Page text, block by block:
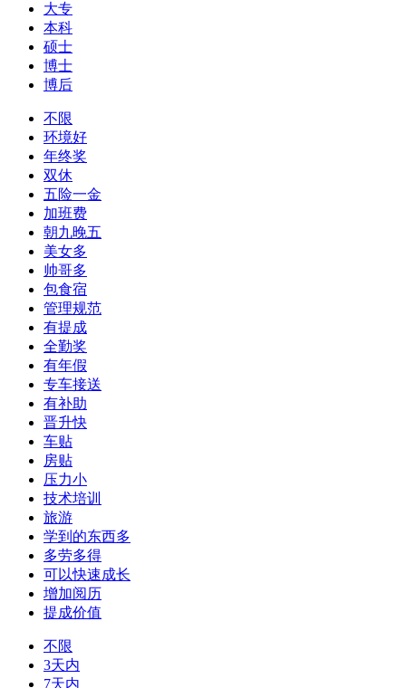
大专
本科
硕士
博士
博后
不限
环境好
年终奖
双休
五险一金
加班费
朝九晚五
美女多
帅哥多
包食宿
管理规范
有提成
全勤奖
有年假
专车接送
有补助
晋升快
车贴
房贴
压力小
技术培训
旅游
学到的东西多
多劳多得
可以快速成长
增加阅历
提成价值
不限
3天内
7天内